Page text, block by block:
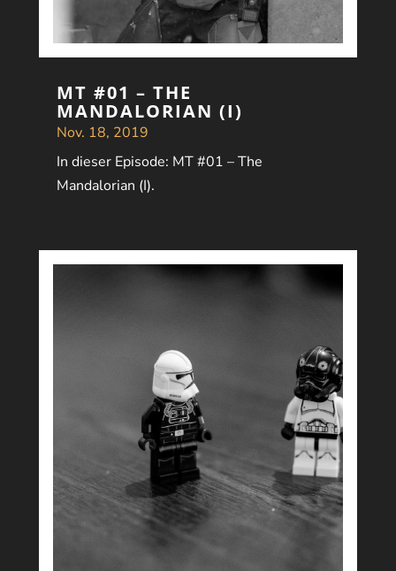
MT #01 – THE
MANDALORIAN (I)
Nov. 18, 2019
In dieser Episode: MT #01 – The
Mandalorian (I).